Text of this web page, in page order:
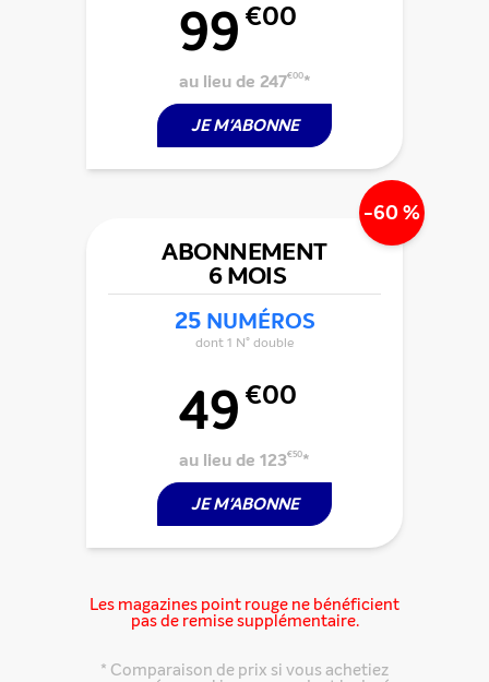
99 €00
au lieu de 247€00*
JE M'ABONNE
-60 %
ABONNEMENT
6 MOIS
25 NUMÉROS
dont 1 N° double
49 €00
au lieu de 123€50*
JE M'ABONNE
Les magazines point rouge ne bénéficient
pas de remise supplémentaire.
* Comparaison de prix si vous achetiez